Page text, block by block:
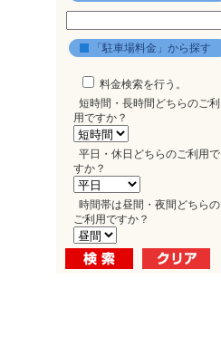
「駐車場料金」から探す
料金検索を行う。
短時間・長時間どちらのご利
用ですか？
平日・休日どちらのご利用で
すか？
時間帯は昼間・夜間どちらの
ご利用ですか？